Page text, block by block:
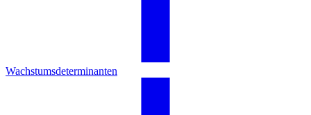
Wachstumsdeterminanten